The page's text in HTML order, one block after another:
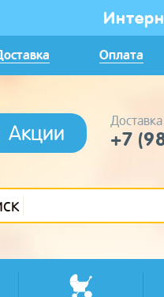
Оплата
Акции +7